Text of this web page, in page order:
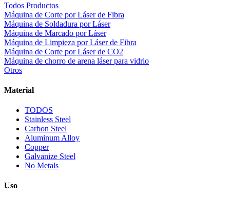
Todos Productos
Máquina de Corte por Láser de Fibra
Máquina de Soldadura por Láser
Máquina de Marcado por Láser
Máquina de Limpieza por Láser de Fibra
Máquina de Corte por Láser de CO2
Máquina de chorro de arena láser para vidrio
Otros
Material
TODOS
Stainless Steel
Carbon Steel
Aluminum Alloy
Copper
Galvanize Steel
No Metals
Uso